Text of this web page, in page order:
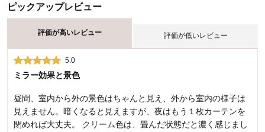
ピックアップレビュー
評価が高いレビュー 評価が低いレビュー
5.0
ミラー効果と景色
昼間、室内から外の景色はちゃんと見え、外から室内の様子は
見えません。暗くなると見えますが、夜はもう１枚カーテンを
閉めれば大丈夫。 クリーム色は、畳んだ状態だと濃く感じまし
1.0
【交換・返品不可】の表記をもっと目立たせて！！
サイズが長過ぎたので交換しようとしたら出来ないとのこと。
同時に申し込んだ他のカーテンは出来るが、こちらは受注生産
だから出来ないという理由は分かりますが、だったらもっとそ